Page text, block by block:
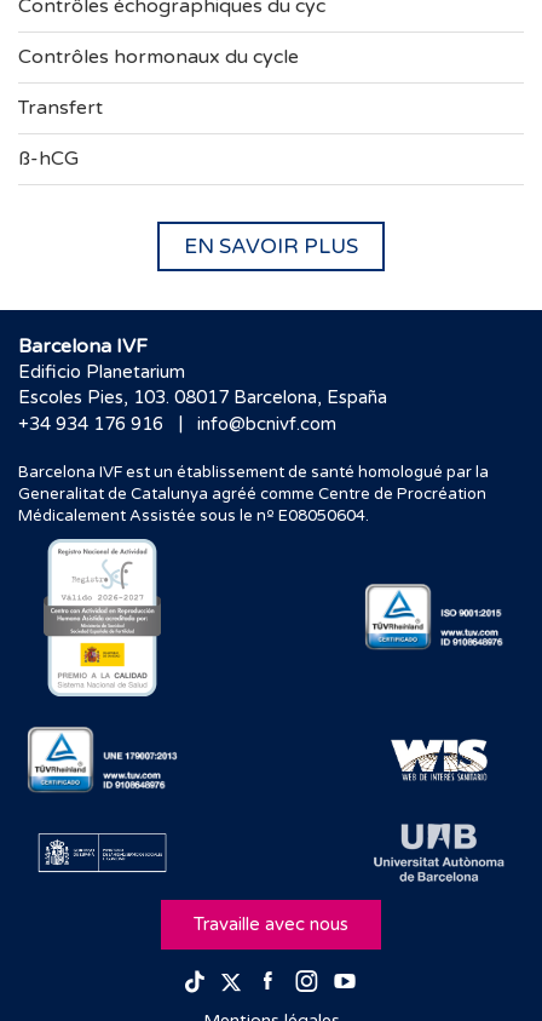
Contrôles échographiques du cyc
Contrôles hormonaux du cycle
Transfert
ß-hCG
EN SAVOIR PLUS
Barcelona IVF
Edificio Planetarium
Escoles Pies, 103. 08017 Barcelona, España
+34 934 176 916
| info@bcnivf.com
Barcelona IVF est un établissement de santé homologué par la
Generalitat de Catalunya agréé comme Centre de Procréation
Médicalement Assistée sous le nº E08050604.
Travaille avec nous
TikTokTwitterFacebook
Instagram